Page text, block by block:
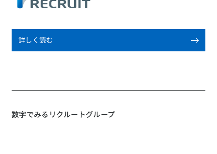
詳しく読む
数字でみるリクルートグループ